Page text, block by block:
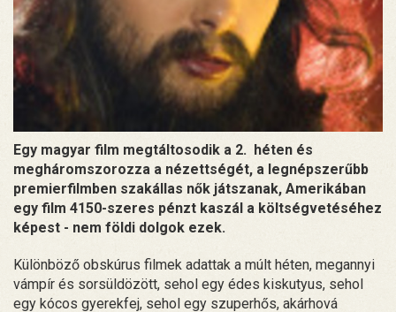
Egy magyar film megtáltosodik a 2. héten és
megháromszorozza a nézettségét, a legnépszerűbb
premierfilmben szakállas nők játszanak, Amerikában
egy film 4150-szeres pénzt kaszál a költségvetéséhez
képest - nem földi dolgok ezek.
Különböző obskúrus filmek adattak a múlt héten, megannyi
vámpír és sorsüldözött, sehol egy édes kiskutyus, sehol
egy kócos gyerekfej, sehol egy szuperhős, akárhová